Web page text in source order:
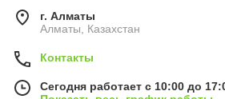
г. Алматы
Алматы, Казахстан
Контакты
Сегодня работает с 10:00 до